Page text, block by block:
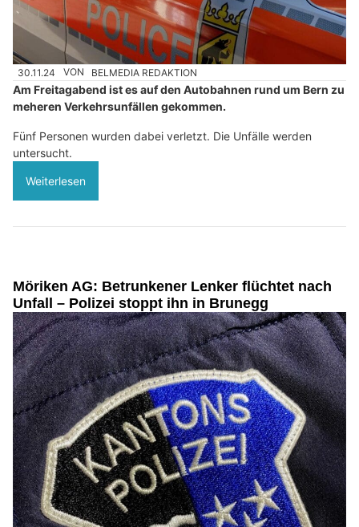
30.11.24 VON BELMEDIA REDAKTION
Am Freitagabend ist es auf den Autobahnen rund um Bern zu
meheren Verkehrsunfällen gekommen.
Fünf Personen wurden dabei verletzt. Die Unfälle werden
untersucht.
Weiterlesen
Möriken AG: Betrunkener Lenker flüchtet nach
Unfall – Polizei stoppt ihn in Brunegg